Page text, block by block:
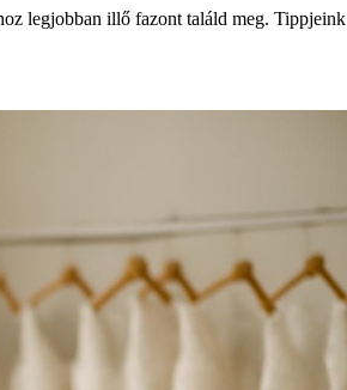
legjobban illő fazont találd meg. Tippjeink